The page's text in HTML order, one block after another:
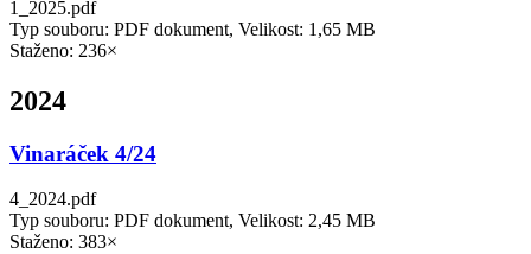
1_2025.pdf
Typ souboru: PDF dokument, Velikost: 1,65 MB
Staženo: 236×
2024
Vinaráček 4/24
4_2024.pdf
Typ souboru: PDF dokument, Velikost: 2,45 MB
Staženo: 383×